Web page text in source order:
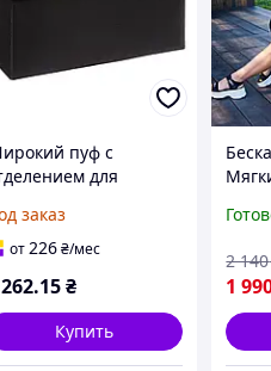
пуф с
для
черный.
заказ
от226₴/мес
.15₴
Купить
пуфы
1
2 140